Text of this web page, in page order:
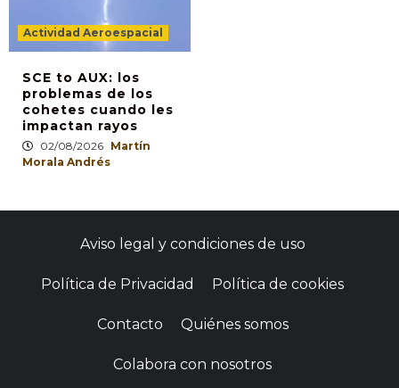
Actividad Aeroespacial
SCE to AUX: los
problemas de los
cohetes cuando les
impactan rayos
02/08/2026 Martín
Morala Andrés
Aviso legal y condiciones de uso
Política de Privacidad Política de cookies
Contacto Quiénes somos
Colabora con nosotros